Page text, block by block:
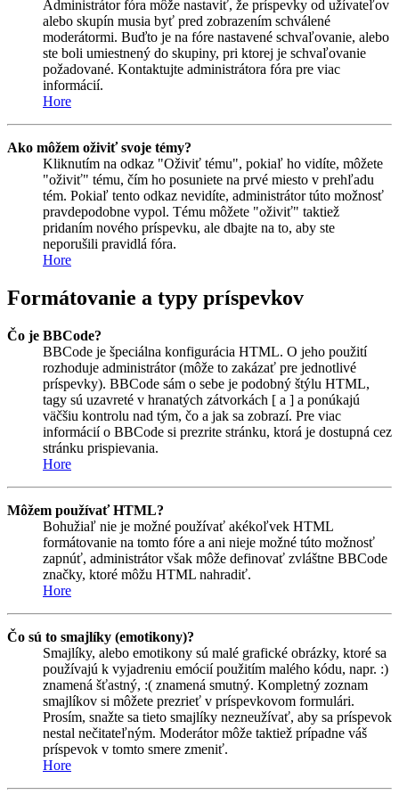
Administrátor fóra môže nastaviť, že príspevky od užívateľov
alebo skupín musia byť pred zobrazením schválené
moderátormi. Buďto je na fóre nastavené schvaľovanie, alebo
ste boli umiestnený do skupiny, pri ktorej je schvaľovanie
požadované. Kontaktujte administrátora fóra pre viac
informácií.
Hore
Ako môžem oživiť svoje témy?
Kliknutím na odkaz "Oživiť tému", pokiaľ ho vidíte, môžete
"oživiť" tému, čím ho posuniete na prvé miesto v prehľadu
tém. Pokiaľ tento odkaz nevidíte, administrátor túto možnosť
pravdepodobne vypol. Tému môžete "oživiť" taktiež
pridaním nového príspevku, ale dbajte na to, aby ste
neporušili pravidlá fóra.
Hore
Formátovanie a typy príspevkov
Čo je BBCode?
BBCode je špeciálna konfigurácia HTML. O jeho použití
rozhoduje administrátor (môže to zakázať pre jednotlivé
príspevky). BBCode sám o sebe je podobný štýlu HTML,
tagy sú uzavreté v hranatých zátvorkách [ a ] a ponúkajú
väčšiu kontrolu nad tým, čo a jak sa zobrazí. Pre viac
informácií o BBCode si prezrite stránku, ktorá je dostupná cez
stránku prispievania.
Hore
Môžem používať HTML?
Bohužiaľ nie je možné používať akékoľvek HTML
formátovanie na tomto fóre a ani nieje možné túto možnosť
zapnúť, administrátor však môže definovať zvláštne BBCode
značky, ktoré môžu HTML nahradiť.
Hore
Čo sú to smajlíky (emotikony)?
Smajlíky, alebo emotikony sú malé grafické obrázky, ktoré sa
používajú k vyjadreniu emócií použitím malého kódu, napr. :)
znamená šťastný, :( znamená smutný. Kompletný zoznam
smajlíkov si môžete prezrieť v príspevkovom formulári.
Prosím, snažte sa tieto smajlíky nezneužívať, aby sa príspevok
nestal nečitateľným. Moderátor môže taktiež prípadne váš
príspevok v tomto smere zmeniť.
Hore